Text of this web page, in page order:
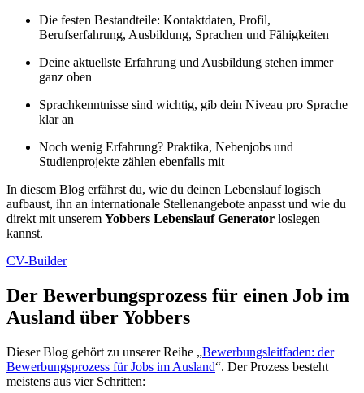
Die festen Bestandteile: Kontaktdaten, Profil,
Berufserfahrung, Ausbildung, Sprachen und Fähigkeiten
Deine aktuellste Erfahrung und Ausbildung stehen immer
ganz oben
Sprachkenntnisse sind wichtig, gib dein Niveau pro Sprache
klar an
Noch wenig Erfahrung? Praktika, Nebenjobs und
Studienprojekte zählen ebenfalls mit
In diesem Blog erfährst du, wie du deinen Lebenslauf logisch
aufbaust, ihn an internationale Stellenangebote anpasst und wie du
direkt mit unserem Yobbers Lebenslauf Generator loslegen
kannst.
CV-Builder
Der Bewerbungsprozess für einen Job im
Ausland über Yobbers
Dieser Blog gehört zu unserer Reihe „Bewerbungsleitfaden: der
Bewerbungsprozess für Jobs im Ausland“. Der Prozess besteht
meistens aus vier Schritten: